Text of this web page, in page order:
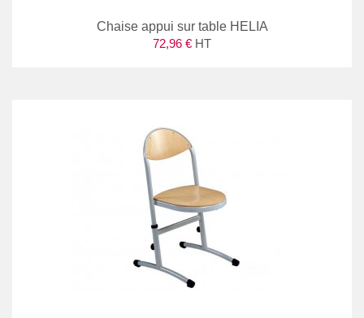
Chaise appui sur table HELIA
72,96 € HT